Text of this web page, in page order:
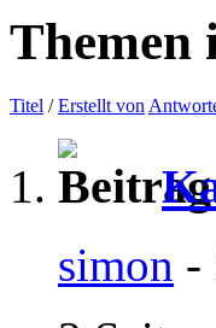
Themen
Titel /Erstellt von
simon -